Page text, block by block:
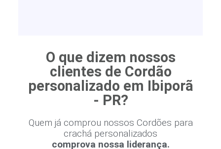
O que dizem nossos
clientes de Cordão
personalizado em Ibiporã
- PR?
Quem já comprou nossos Cordões para
crachá personalizados
comprova nossa liderança.